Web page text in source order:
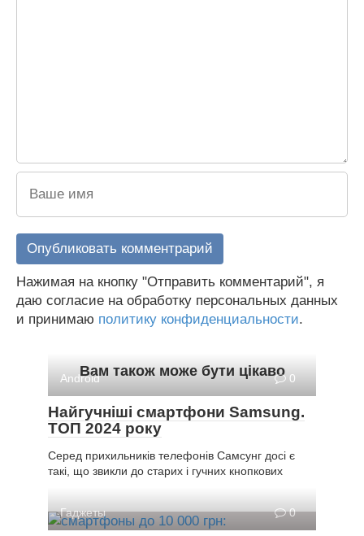
Нажимая на кнопку "Отправить комментарий", я
даю согласие на обработку персональных данных
и принимаю политику конфиденциальности.
Вам також може бути цікаво
Android 0
Найгучніші смартфони Samsung.
ТОП 2024 року
Серед прихильників телефонів Самсунг досі є
такі, що звикли до старих і гучних кнопкових
Гаджеты 0